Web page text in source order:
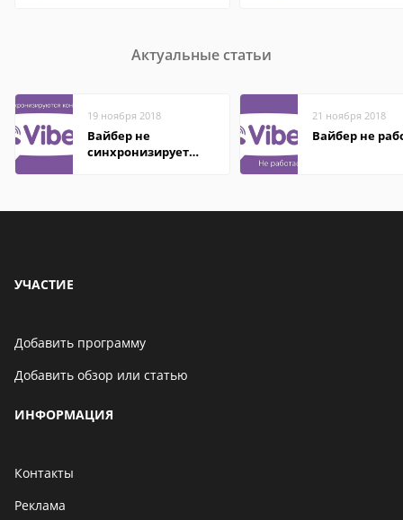
Актуальные статьи
19 ноября 2018
Вайбер не
синхронизирует
21 ноября 2018
Вайбер не
УЧАСТИЕ
Добавить программу
Добавить обзор или статью
ИНФОРМАЦИЯ
Контакты
Реклама